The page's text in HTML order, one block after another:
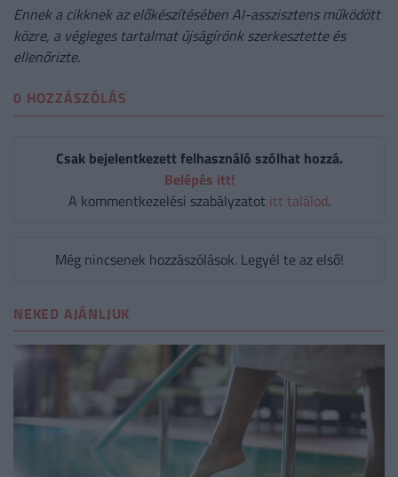
Ennek a cikknek az előkészítésében AI-asszisztens működött
közre, a végleges tartalmat újságírónk szerkesztette és
ellenőrizte.
0 HOZZÁSZÓLÁS
Csak bejelentkezett felhasználó szólhat hozzá.
Belépés itt!
A kommentkezelési szabályzatot itt találod.
Még nincsenek hozzászólások. Legyél te az első!
NEKED AJÁNLJUK